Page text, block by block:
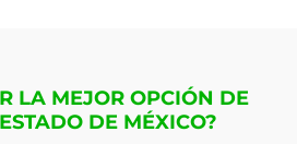
LA MEJOR OPCIÓN DE
DE MÉXICO?